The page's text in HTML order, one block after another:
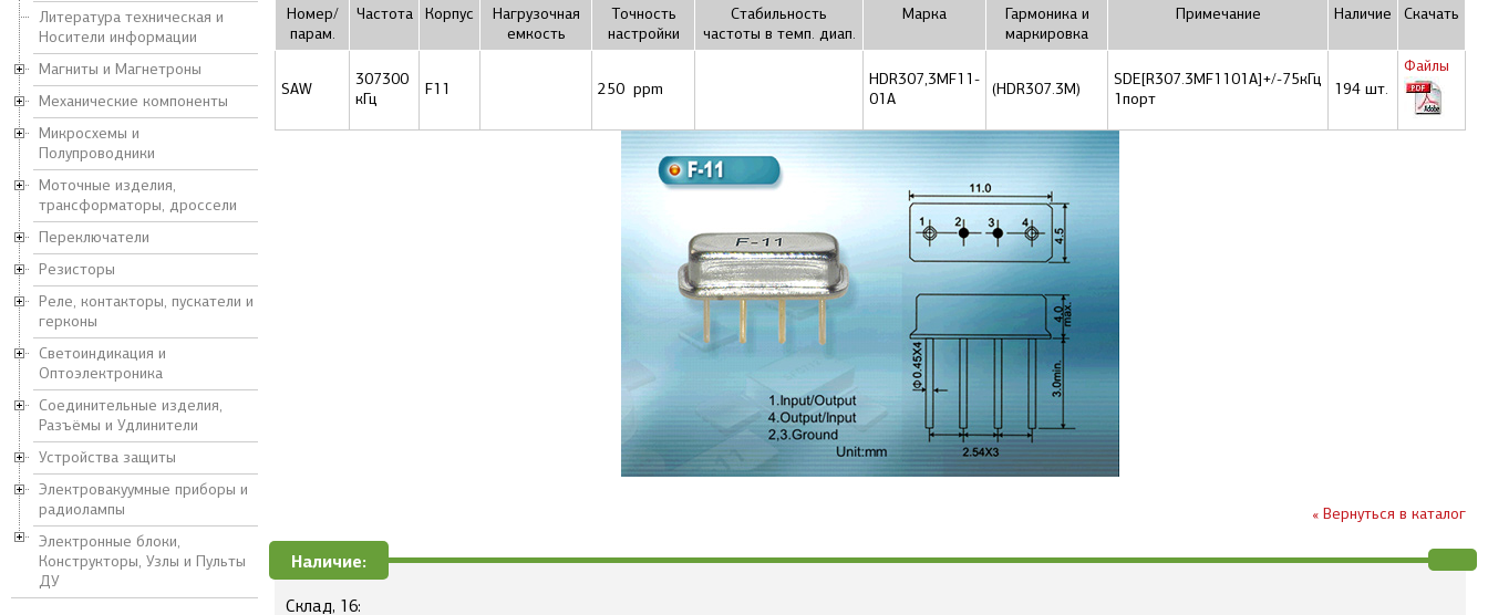
Литература техническая и
Носители информации
Магниты и Магнетроны
Механические компоненты
Микросхемы и
Полупроводники
Моточные изделия,
трансформаторы, дроссели
Переключатели
Резисторы
Реле, контакторы, пускатели и
герконы
Светоиндикация и
Оптоэлектроника
Соединительные изделия,
Разъёмы и Удлинители
Устройства защиты
Электровакуумные приборы и
радиолампы
Электронные блоки,
Конструкторы, Узлы и Пульты
ДУ
Номер/
парам.
Частота Корпус
Нагрузочная
емкость
Точность
настройки
Стабильность
частоты в темп. диап.
Маркa
Гармоника и
маркировка
Примечание Наличие Скачать
SAW
307300
кГц
F11 250 ppm
HDR307,3MF11-
01A
(HDR307.3M)
SDE[R307.3MF1101A]+/-75кГц
1порт
194 шт.
Файлы
« Вернуться в каталог
Наличие:
Склад, 16: